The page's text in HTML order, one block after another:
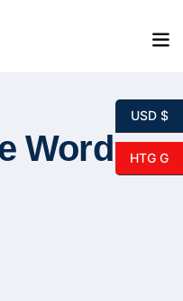
Word
USD $
HTG G